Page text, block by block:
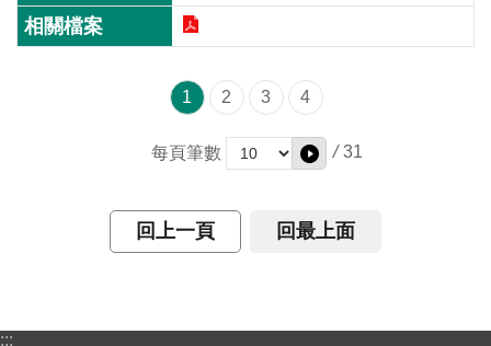
網
站
1 2 3 4
每頁筆數 / 31
回上一頁 回最上面
:::